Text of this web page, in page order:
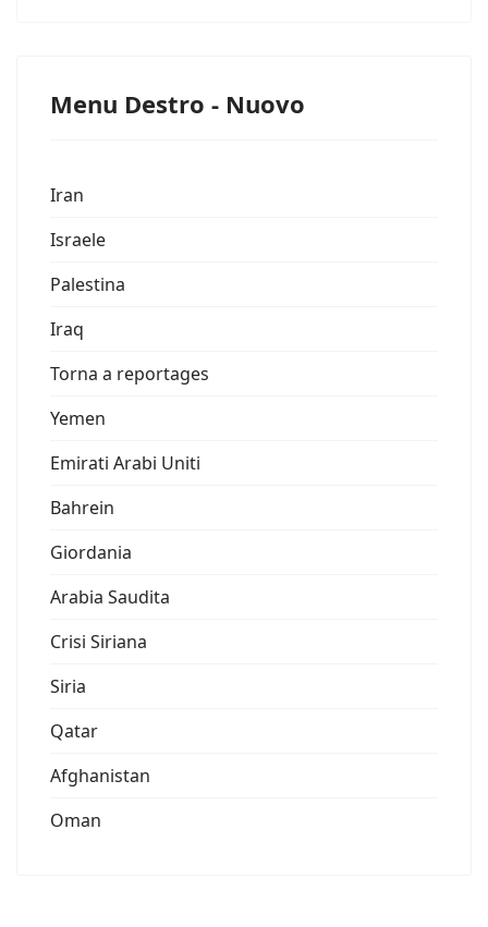
Menu Destro - Nuovo
Iran
Israele
Palestina
Iraq
Torna a reportages
Yemen
Emirati Arabi Uniti
Bahrein
Giordania
Arabia Saudita
Crisi Siriana
Siria
Qatar
Afghanistan
Oman